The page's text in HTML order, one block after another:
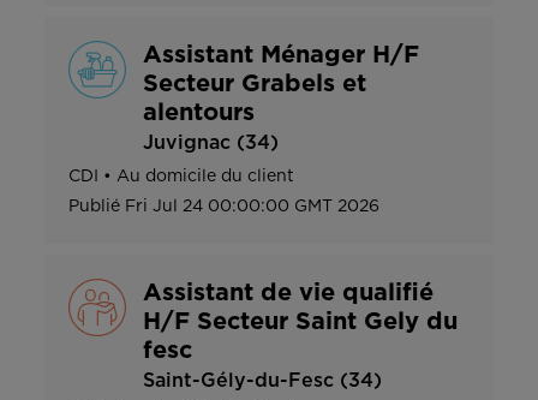
Assistant Ménager H/F
Secteur Grabels et
alentours
Juvignac (34)
CDI • Au domicile du client
Publié Fri Jul 24 00:00:00 GMT 2026
Assistant de vie qualifié
H/F Secteur Saint Gely du
fesc
Saint-Gély-du-Fesc (34)